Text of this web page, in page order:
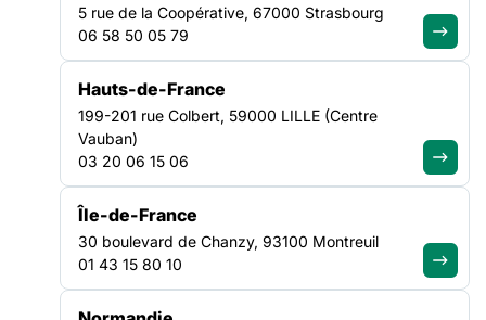
Les publics cibles de cet appel à projet sont les femmes,
personnes LGBTQIA+, personnes exilées, personnes racisées,
personnes en situation de handicap et personnes âgées.
Attention la note d’intention est à rédiger au plus tard pour
le 15 juillet
À travers cet appel à projets, le collectif Droits et
Discriminations initié par la Fondation de France souhaite
soutenir des initiatives visant à :
Protéger et faciliter l’accès aux droits des personnes
marginalisées et/ou discriminées
5 rue de la Coopérative, 67000 Strasbourg
06 58 50 05 79
Hauts-de-France
199-201 rue Colbert, 59000 LILLE (Centre
Vauban)
03 20 06 15 06
Île-de-France
30 boulevard de Chanzy, 93100 Montreuil
01 43 15 80 10